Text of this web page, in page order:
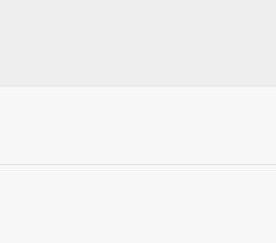
Kiefern und Eichen das
De Utrecht öffnen